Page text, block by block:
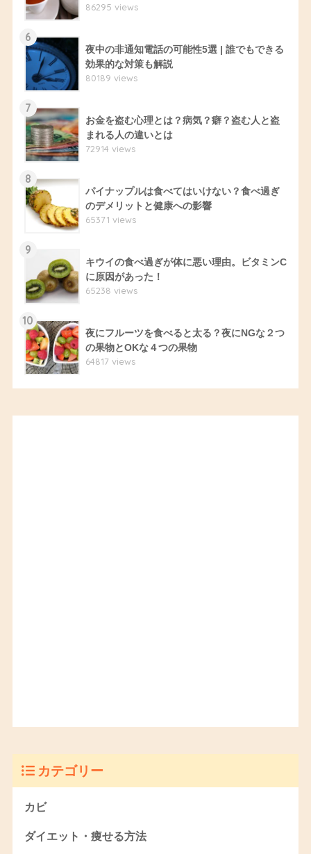
86295 views
6
夜中の非通知電話の可能性5選 | 誰でもできる
効果的な対策も解説
80189 views
7
お金を盗む心理とは？病気？癖？盗む人と盗
まれる人の違いとは
72914 views
8
パイナップルは食べてはいけない？食べ過ぎ
のデメリットと健康への影響
65371 views
9
キウイの食べ過ぎが体に悪い理由。ビタミンC
に原因があった！
65238 views
10
夜にフルーツを食べると太る？夜にNGな２つ
の果物とOKな４つの果物
64817 views
カテゴリー
カビ
ダイエット・痩せる方法